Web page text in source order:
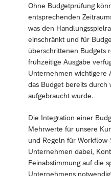
Ohne Budgetprüfung
entsprechenden
was den
einschränkt und für
überschrittenen Budgets
frühzeitige Ausgabe
Unternehmen wichtigere
das Budget bereits durch
aufgebraucht wurde.
Die Integration einer
Mehrwerte für unsere
und Regeln für
Unternehmen dabei,
Feinabstimmung auf die
Unternehmens